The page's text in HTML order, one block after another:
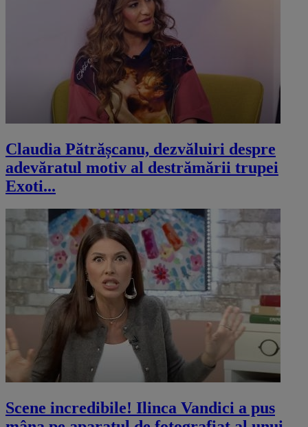
Claudia Pătrășcanu, dezvăluiri despre
adevăratul motiv al destrămării trupei
Exoti...
Scene incredibile! Ilinca Vandici a pus